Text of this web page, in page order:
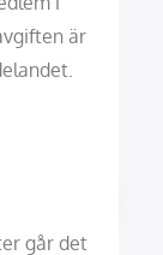
är
går det